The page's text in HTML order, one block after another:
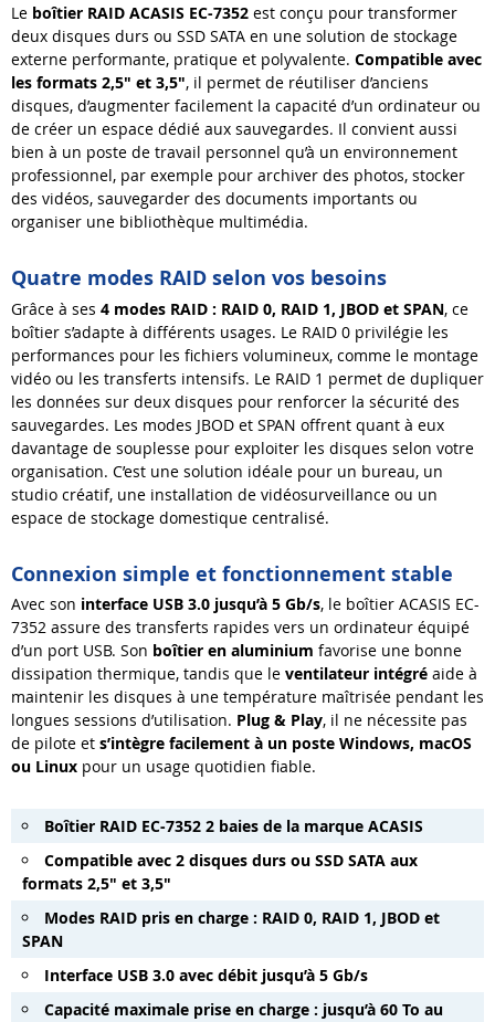
Le boîtier RAID ACASIS EC-7352 est conçu pour transformer
deux disques durs ou SSD SATA en une solution de stockage
externe performante, pratique et polyvalente. Compatible avec
les formats 2,5" et 3,5", il permet de réutiliser d’anciens
disques, d’augmenter facilement la capacité d’un ordinateur ou
de créer un espace dédié aux sauvegardes. Il convient aussi
bien à un poste de travail personnel qu’à un environnement
professionnel, par exemple pour archiver des photos, stocker
des vidéos, sauvegarder des documents importants ou
organiser une bibliothèque multimédia.
Quatre modes RAID selon vos besoins
Grâce à ses 4 modes RAID : RAID 0, RAID 1, JBOD et SPAN, ce
boîtier s’adapte à différents usages. Le RAID 0 privilégie les
performances pour les fichiers volumineux, comme le montage
vidéo ou les transferts intensifs. Le RAID 1 permet de dupliquer
les données sur deux disques pour renforcer la sécurité des
sauvegardes. Les modes JBOD et SPAN offrent quant à eux
davantage de souplesse pour exploiter les disques selon votre
organisation. C’est une solution idéale pour un bureau, un
studio créatif, une installation de vidéosurveillance ou un
espace de stockage domestique centralisé.
Connexion simple et fonctionnement stable
Avec son interface USB 3.0 jusqu’à 5 Gb/s, le boîtier ACASIS EC-
7352 assure des transferts rapides vers un ordinateur équipé
d’un port USB. Son boîtier en aluminium favorise une bonne
dissipation thermique, tandis que le ventilateur intégré aide à
maintenir les disques à une température maîtrisée pendant les
longues sessions d’utilisation. Plug & Play, il ne nécessite pas
de pilote et s’intègre facilement à un poste Windows, macOS
ou Linux pour un usage quotidien fiable.
Boîtier RAID EC-7352 2 baies de la marque ACASIS
Compatible avec 2 disques durs ou SSD SATA aux
formats 2,5" et 3,5"
Modes RAID pris en charge : RAID 0, RAID 1, JBOD et
SPAN
Interface USB 3.0 avec débit jusqu’à 5 Gb/s
Capacité maximale prise en charge : jusqu’à 60 To au